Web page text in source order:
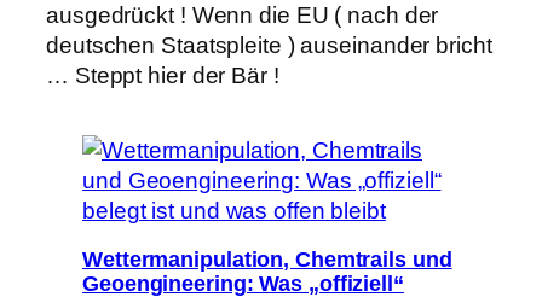
ausgedrückt ! Wenn die EU ( nach der
deutschen Staatspleite ) auseinander bricht
… Steppt hier der Bär !
Wettermanipulation, Chemtrails und
Geoengineering: Was „offiziell“